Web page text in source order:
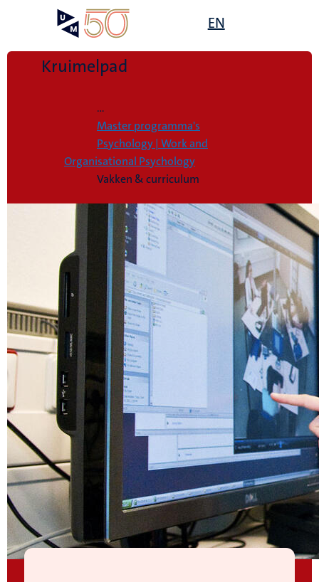
EN
the
Kruimelpad
...
Master programma's
Psychology | Work and
Organisational Psychology
Vakken & curriculum